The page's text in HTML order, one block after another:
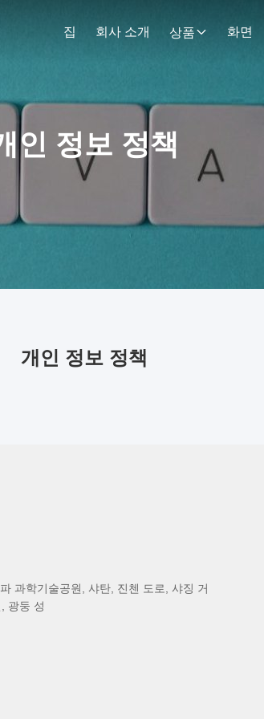
집 회사 소개 상품 화면
인 정보 정책
개인 정보 정책
과학기술공원, 샤탄, 진첸 도로, 샤징 거
광둥 성